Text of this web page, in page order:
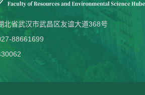
北省武汉市武昌区友谊大道368号
88661699